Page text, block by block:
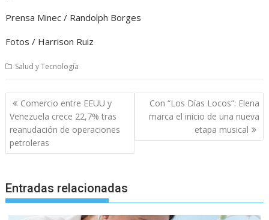
Prensa Minec / Randolph Borges
Fotos / Harrison Ruiz
Salud y Tecnología
Navegación
de
entradas
Comercio entre EEUU y
Venezuela crece 22,7% tras
reanudación de operaciones
petroleras
Con “Los Días Locos”: Elena
marca el inicio de una nueva
etapa musical
Entradas relacionadas